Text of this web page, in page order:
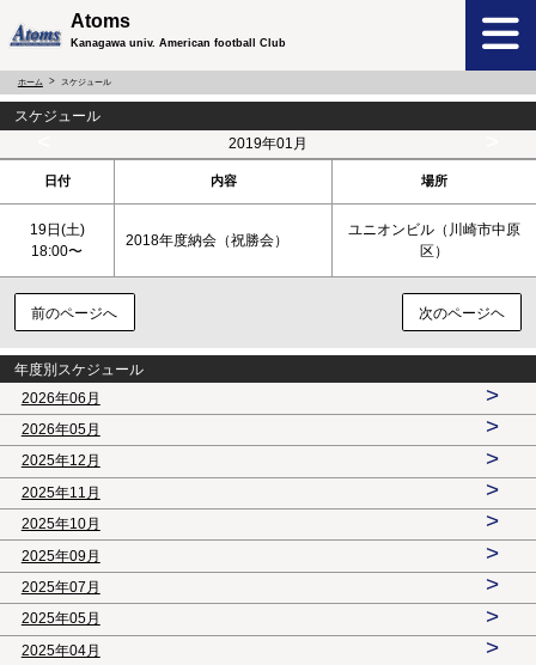
Atoms
Kanagawa univ. American football Club
ホーム スケジュール
スケジュール
2019年01月
日付 内容 場所
19日(土)
18:00〜
2018年度納会（祝勝会）
ユニオンビル（川崎市中原
区）
前のページへ 次のページヘ
年度別スケジュール
2026年06月
>
2026年05月 >
2025年12月 >
2025年11月 >
2025年10月 >
2025年09月 >
2025年07月 >
2025年05月 >
2025年04月 >